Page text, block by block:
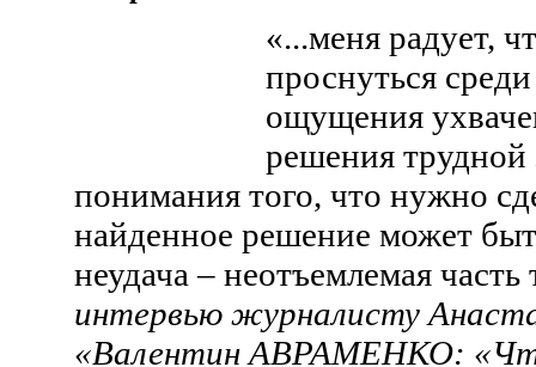
«...меня радует,
проснуться
ощущения
решения трудной
понимания того, что нужно
найденное решение может
неудача – неотъемлемая
интервью журналисту
«Валентин АВРАМЕНКО: